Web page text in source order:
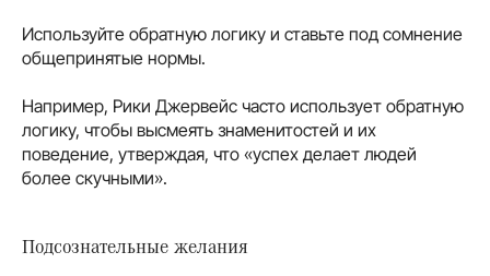
Используйте обратную логику и ставьте под сомнение
общепринятые нормы.
Например, Рики Джервейс часто использует обратную
логику, чтобы высмеять знаменитостей и их
поведение, утверждая, что «успех делает людей
более скучными».
Подсознательные желания